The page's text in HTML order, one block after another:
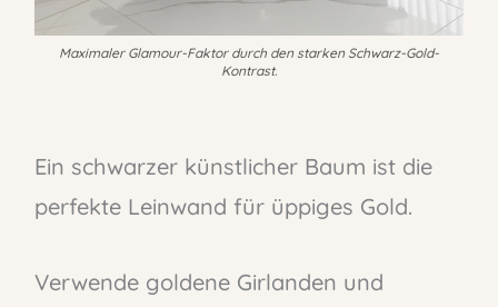
Maximaler Glamour-Faktor durch den starken Schwarz-Gold-
Kontrast.
Ein schwarzer künstlicher Baum ist die
perfekte Leinwand für üppiges Gold.
Verwende goldene Girlanden und